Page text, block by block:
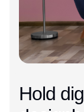
Hold